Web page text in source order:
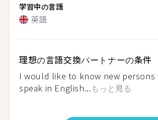
学習中の言語
英語
理想の言語交換パートナーの条件
I would like to know new persons
speak in English...もっと見る